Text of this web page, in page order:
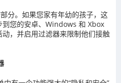
分。如果您家有年幼的孩子，这
您的安卓、Windows 和 Xbox
，并启用过滤器来限制他们接触